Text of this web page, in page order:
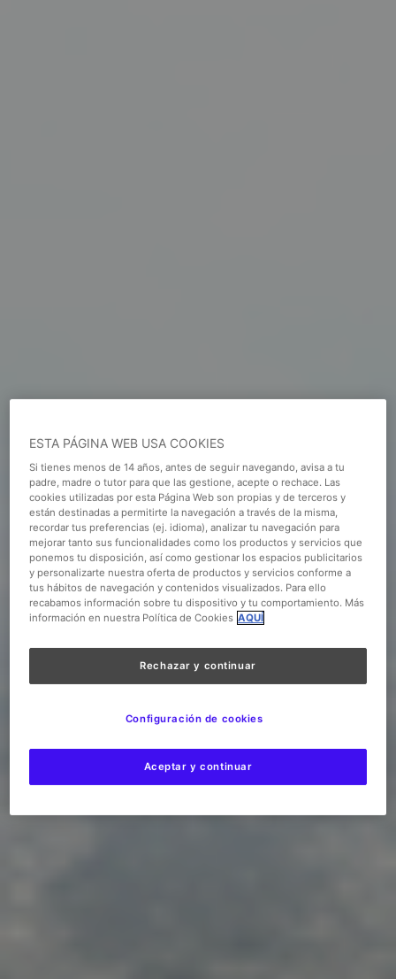
ESTA PÁGINA WEB USA COOKIES
Si tienes menos de 14 años, antes de seguir navegando, avisa a tu
padre, madre o tutor para que las gestione, acepte o rechace. Las
cookies utilizadas por esta Página Web son propias y de terceros y
están destinadas a permitirte la navegación a través de la misma,
recordar tus preferencias (ej. idioma), analizar tu navegación para
mejorar tanto sus funcionalidades como los productos y servicios que
ponemos tu disposición, así como gestionar los espacios publicitarios
y personalizarte nuestra oferta de productos y servicios conforme a
tus hábitos de navegación y contenidos visualizados. Para ello
recabamos información sobre tu dispositivo y tu comportamiento. Más
información en nuestra Política de Cookies AQUÍ
Rechazar y continuar
Aceptar y continuar
Configuración de cookies